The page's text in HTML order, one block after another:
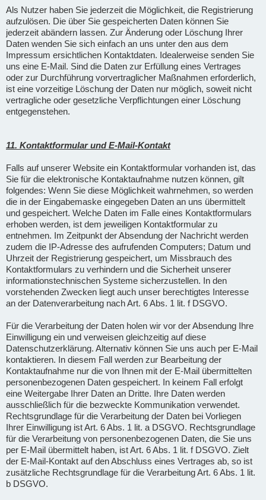
Als Nutzer haben Sie jederzeit die Möglichkeit, die Registrierung
aufzulösen. Die über Sie gespeicherten Daten können Sie
jederzeit abändern lassen. Zur Änderung oder Löschung Ihrer
Daten wenden Sie sich einfach an uns unter den aus dem
Impressum ersichtlichen Kontaktdaten. Idealerweise senden Sie
uns eine E-Mail. Sind die Daten zur Erfüllung eines Vertrages
oder zur Durchführung vorvertraglicher Maßnahmen erforderlich,
ist eine vorzeitige Löschung der Daten nur möglich, soweit nicht
vertragliche oder gesetzliche Verpflichtungen einer Löschung
entgegenstehen.
11. Kontaktformular und E-Mail-Kontakt
Falls auf unserer Website ein Kontaktformular vorhanden ist, das
Sie für die elektronische Kontaktaufnahme nutzen können, gilt
folgendes: Wenn Sie diese Möglichkeit wahrnehmen, so werden
die in der Eingabemaske eingegeben Daten an uns übermittelt
und gespeichert. Welche Daten im Falle eines Kontaktformulars
erhoben werden, ist dem jeweiligen Kontaktformular zu
entnehmen. Im Zeitpunkt der Absendung der Nachricht werden
zudem die IP-Adresse des aufrufenden Computers; Datum und
Uhrzeit der Registrierung gespeichert, um Missbrauch des
Kontaktformulars zu verhindern und die Sicherheit unserer
informationstechnischen Systeme sicherzustellen. In den
vorstehenden Zwecken liegt auch unser berechtigtes Interesse
an der Datenverarbeitung nach Art. 6 Abs. 1 lit. f DSGVO.
Für die Verarbeitung der Daten holen wir vor der Absendung Ihre
Einwilligung ein und verweisen gleichzeitig auf diese
Datenschutzerklärung. Alternativ können Sie uns auch per E-Mail
kontaktieren. In diesem Fall werden zur Bearbeitung der
Kontaktaufnahme nur die von Ihnen mit der E-Mail übermittelten
personenbezogenen Daten gespeichert. In keinem Fall erfolgt
eine Weitergabe Ihrer Daten an Dritte. Ihre Daten werden
ausschließlich für die bezweckte Kommunikation verwendet.
Rechtsgrundlage für die Verarbeitung der Daten bei Vorliegen
Ihrer Einwilligung ist Art. 6 Abs. 1 lit. a DSGVO. Rechtsgrundlage
für die Verarbeitung von personenbezogenen Daten, die Sie uns
per E-Mail übermittelt haben, ist Art. 6 Abs. 1 lit. f DSGVO. Zielt
der E-Mail-Kontakt auf den Abschluss eines Vertrages ab, so ist
zusätzliche Rechtsgrundlage für die Verarbeitung Art. 6 Abs. 1 lit.
b DSGVO.